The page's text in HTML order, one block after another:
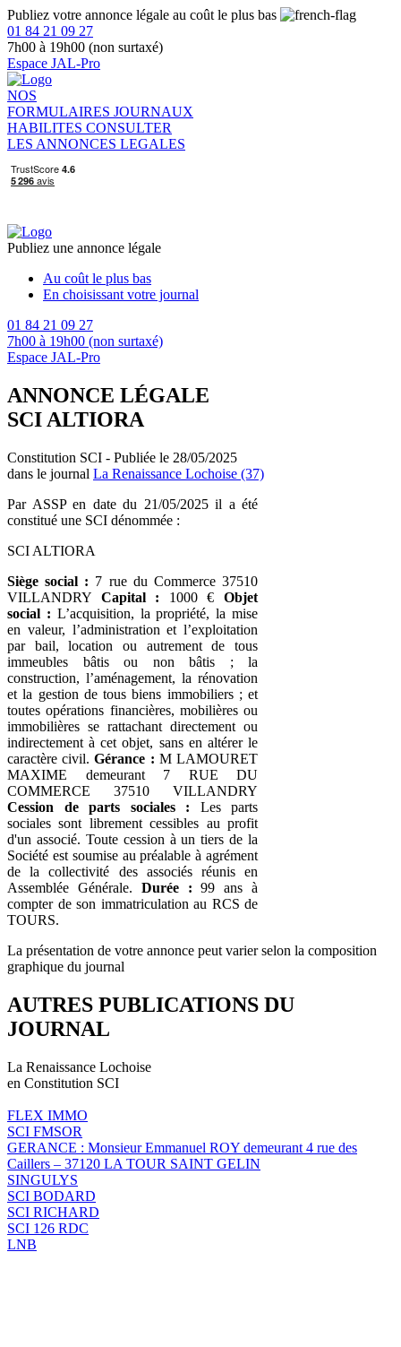
Publiez votre annonce légale au coût le plus bas
01 84 21 09 27
7h00 à 19h00 (non surtaxé)
Espace JAL-Pro
NOS
FORMULAIRES JOURNAUX
HABILITES CONSULTER
LES ANNONCES LEGALES
Publiez une annonce légale
Au coût le plus bas
En choisissant votre journal
01 84 21 09 27
7h00 à 19h00 (non surtaxé)
Espace JAL-Pro
ANNONCE LÉGALE
SCI ALTIORA
Constitution SCI - Publiée le 28/05/2025
dans le journal La Renaissance Lochoise (37)
Par ASSP en date du 21/05/2025 il a été
constitué une SCI dénommée :
SCI ALTIORA
Siège social : 7 rue du Commerce 37510
VILLANDRY Capital : 1000 €Objet
social : L’acquisition, la propriété, la mise
en valeur, l’administration et l’exploitation
par bail, location ou autrement de tous
immeubles bâtis ou non bâtis ; la
construction, l’aménagement, la rénovation
et la gestion de tous biens immobiliers ; et
toutes opérations financières, mobilières ou
immobilières se rattachant directement ou
indirectement à cet objet, sans en altérer le
caractère civil.Gérance : M LAMOURET
MAXIME demeurant 7 RUE DU
COMMERCE 37510 VILLANDRY
Cession de parts sociales : Les parts
sociales sont librement cessibles au profit
d'un associé. Toute cession à un tiers de la
Société est soumise au préalable à agrément
de la collectivité des associés réunis en
Assemblée Générale. Durée : 99 ans à
compter de son immatriculation au RCS de
TOURS.
La présentation de votre annonce peut varier selon la composition
graphique du journal
AUTRES PUBLICATIONS DU
JOURNAL
La Renaissance Lochoise
en Constitution SCI
FLEX IMMO
SCI FMSOR
GERANCE : Monsieur Emmanuel ROY demeurant 4 rue des
Caillers – 37120 LA TOUR SAINT GELIN
SINGULYS
SCI BODARD
SCI RICHARD
SCI 126 RDC
LNB